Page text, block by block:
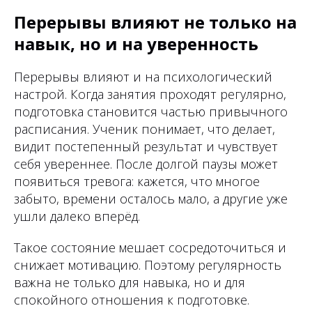
Перерывы влияют не только на
навык, но и на уверенность
Перерывы влияют и на психологический
настрой. Когда занятия проходят регулярно,
подготовка становится частью привычного
расписания. Ученик понимает, что делает,
видит постепенный результат и чувствует
себя увереннее. После долгой паузы может
появиться тревога: кажется, что многое
забыто, времени осталось мало, а другие уже
ушли далеко вперёд.
Такое состояние мешает сосредоточиться и
снижает мотивацию. Поэтому регулярность
важна не только для навыка, но и для
спокойного отношения к подготовке.